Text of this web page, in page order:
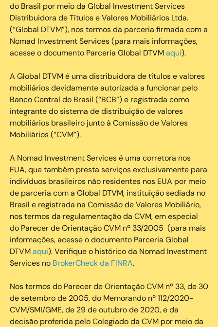
do Brasil por meio da Global Investment Services
Distribuidora de Títulos e Valores Mobiliários Ltda.
(“Global DTVM”), nos termos da parceria firmada com a
Nomad Investment Services (para mais informações,
acesse o documento Parceria Global DTVMaqui).
A Global DTVM é uma distribuidora de títulos e valores
mobiliários devidamente autorizada a funcionar pelo
Banco Central do Brasil (“BCB”) e registrada como
integrante do sistema de distribuição de valores
mobiliários brasileiro junto à Comissão de Valores
Mobiliários (“CVM”).
‍A Nomad Investment Services é uma corretora nos
EUA, que também presta serviços exclusivamente para
indivíduos brasileiros não residentes nos EUA por meio
de parceria com a Global DTVM, instituição sediada no
Brasil e registrada na Comissão de Valores Mobiliário,
nos termos da regulamentação da CVM, em especial
do Parecer de Orientação CVM nº 33/2005 (para mais
informações, acesse o documento Parceria Global
DTVMaqui). Verifique o histórico da Nomad Investment
Services no BrokerCheck da FINRA.
Nos termos do Parecer de Orientação CVM nº 33, de 30
de setembro de 2005, do Memorando nº 112/2020-
CVM/SMI/GME, de 29 de outubro de 2020, e da
decisão proferida pelo Colegiado da CVM por meio da